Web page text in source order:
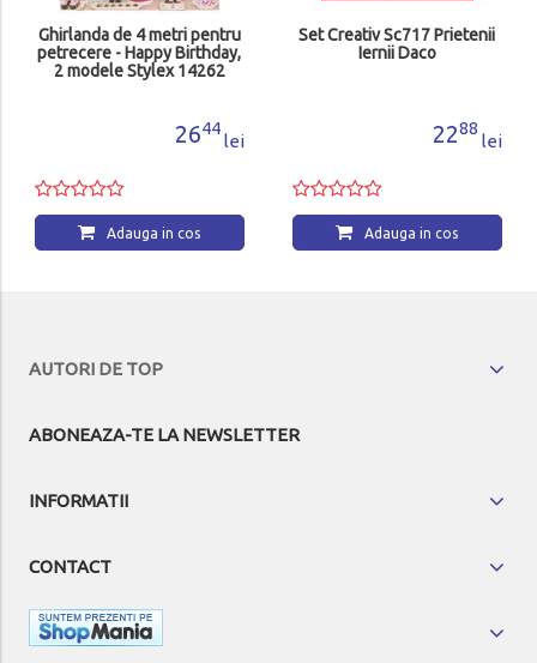
Ghirlanda de 4 metri pentru
petrecere - Happy Birthday,
2 modele Stylex 14262
2644
lei
Adauga in cos
Set Creativ Sc717 Prietenii
Iernii Daco
2288
lei
Adauga in cos
AUTORI DE TOP
ABONEAZA-TE LA NEWSLETTER
INFORMATII
CONTACT